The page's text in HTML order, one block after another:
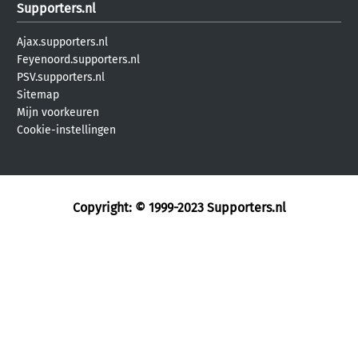
Supporters.nl
Ajax.supporters.nl
Feyenoord.supporters.nl
PSV.supporters.nl
Sitemap
Mijn voorkeuren
Cookie-instellingen
Copyright: © 1999-2023 Supporters.nl